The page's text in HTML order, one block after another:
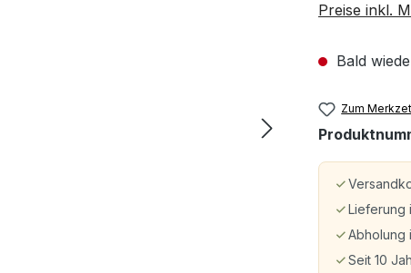
Preise inkl.
Bald
Zum
Lieferung
Abholung
Seit 10